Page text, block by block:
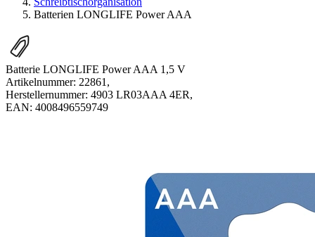
Batterien LONGLIFE Power AAA
Batterie LONGLIFE Power AAA 1,5 V
Artikelnummer: 22861 ,
Herstellernummer: 4903 LR03AAA 4ER,
EAN: 4008496559749